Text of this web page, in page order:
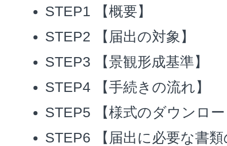
STEP1 【概要】
STEP2 【届出の対象】
STEP3 【景観形成基準】
STEP4 【手続きの流れ】
STEP5 【様式のダウンロ
STEP6 【届出に必要な書